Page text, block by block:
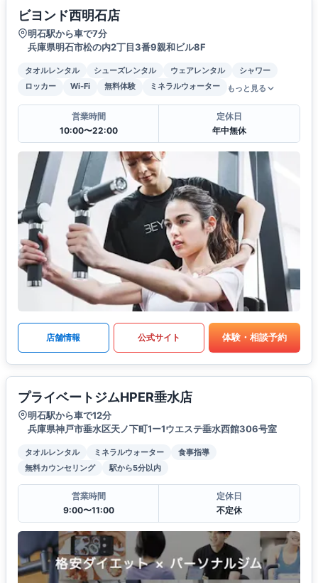
ビヨンド西明石店
明石駅から車で7分
兵庫県明石市松の内2丁目3番9親和ビル8F
タオルレンタル シューズレンタル ウェアレンタル
シャワー
ロッカー
Wi-Fi 無料体験 ミネラルウォーター もっと見る
営業時間
10:00〜22:00
定休日
年中無休
店舗情報 公式サイト 体験・相談予約
プライベートジムHPER垂水店
明石駅から車で12分
兵庫県神戸市垂水区天ノ下町1ー1ウエステ垂水西館306号室
タオルレンタル ミネラルウォーター
食事指導
無料カウンセリング
駅から5分以内
営業時間
9:00〜11:00
定休日
不定休